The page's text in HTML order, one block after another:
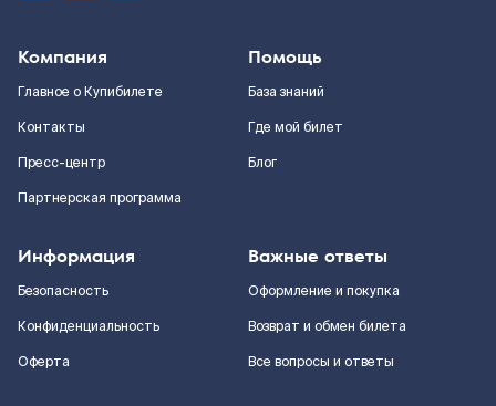
Компания
Главное о Купибилете
Контакты
Пресс-центр
Партнерская программа
Помощь
База знаний
Где мой билет
Блог
Информация
Безопасность
Конфиденциальность
Оферта
Важные ответы
Оформление и покупка
Возврат и обмен билета
Все вопросы и ответы